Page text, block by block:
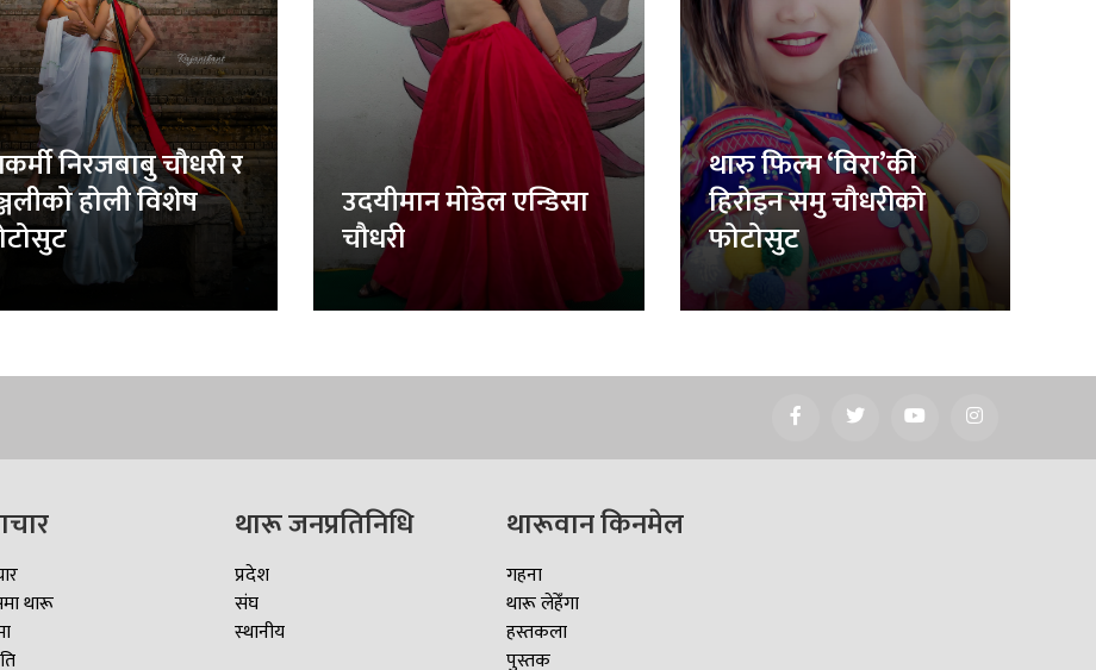
निरजबाबु चौधरी र
होली विशेष उदयीमान मोडेल एन्डिसा
चौधरी
थारु फिल्म ‘विरा’की
हिरोइन समु चौधरीको
फोटोसुट
थारू
थारू जनप्रतिनिधि
प्रदेश
संघ
स्थानीय
थारूवान किनमेल
गहना
थारू लेहेँगा
हस्तकला
पुस्तक